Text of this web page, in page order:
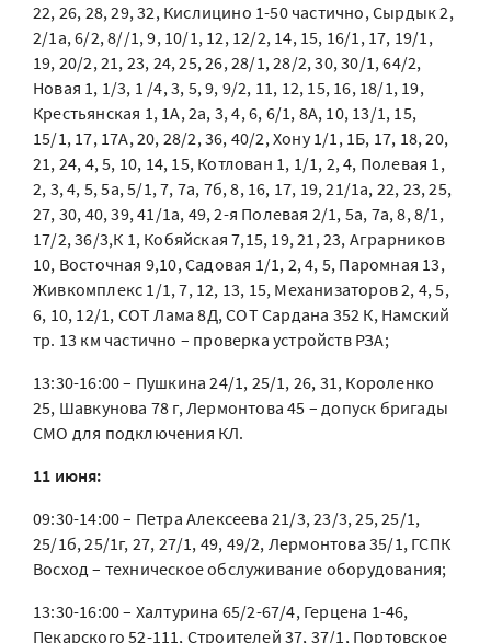
22, 26, 28, 29, 32, Кислицино 1-50 частично, Сырдык 2,
2/1а, 6/2, 8//1, 9, 10/1, 12, 12/2, 14, 15, 16/1, 17, 19/1,
19, 20/2, 21, 23, 24, 25, 26, 28/1, 28/2, 30, 30/1, 64/2,
Новая 1, 1/3, 1 /4, 3, 5, 9, 9/2, 11, 12, 15, 16, 18/1, 19,
Крестьянская 1, 1А, 2а, 3, 4, 6, 6/1, 8А, 10, 13/1, 15,
15/1, 17, 17А, 20, 28/2, 36, 40/2, Хону 1/1, 1Б, 17, 18, 20,
21, 24, 4, 5, 10, 14, 15, Котлован 1, 1/1, 2, 4, Полевая 1,
2, 3, 4, 5, 5а, 5/1, 7, 7а, 7б, 8, 16, 17, 19, 21/1а, 22, 23, 25,
27, 30, 40, 39, 41/1а, 49, 2-я Полевая 2/1, 5а, 7а, 8, 8/1,
17/2, 36/3,К 1, Кобяйская 7,15, 19, 21, 23, Аграрников
10, Восточная 9,10, Садовая 1/1, 2, 4, 5, Паромная 13,
Живкомплекс 1/1, 7, 12, 13, 15, Механизаторов 2, 4, 5,
6, 10, 12/1, СОТ Лама 8Д, СОТ Сардана 352 К, Намский
тр. 13 км частично – проверка устройств РЗА;
13:30-16:00 – Пушкина 24/1, 25/1, 26, 31, Короленко
25, Шавкунова 78 г, Лермонтова 45 – допуск бригады
СМО для подключения КЛ.
11 июня:
09:30-14:00 – Петра Алексеева 21/3, 23/3, 25, 25/1,
25/1б, 25/1г, 27, 27/1, 49, 49/2, Лермонтова 35/1, ГСПК
Восход – техническое обслуживание оборудования;
13:30-16:00 – Халтурина 65/2-67/4, Герцена 1-46,
Пекарского 52-111, Строителей 37, 37/1, Портовское